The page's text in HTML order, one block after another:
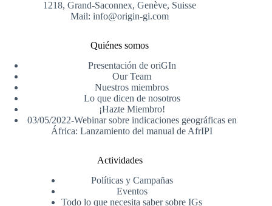
1218, Grand-Saconnex, Genève, Suisse
Mail: info@origin-gi.com
Quiénes somos
Presentación de oriGIn
Our Team
Nuestros miembros
Lo que dicen de nosotros
¡Hazte Miembro!
03/05/2022-Webinar sobre indicaciones geográficas en
África: Lanzamiento del manual de AfrIPI
Actividades
Políticas y Campañas
Eventos
Todo lo que necesita saber sobre IGs